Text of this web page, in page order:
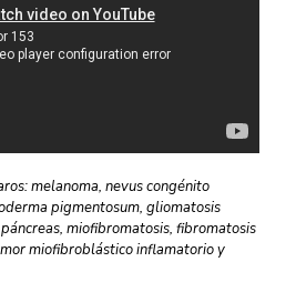
melanoma, nevus congénito
pigmentosum, gliomatosis
miofibromatosis, fibromatosis
miofibroblástico inflamatorio y